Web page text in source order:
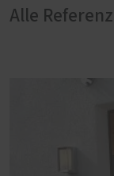
Alle